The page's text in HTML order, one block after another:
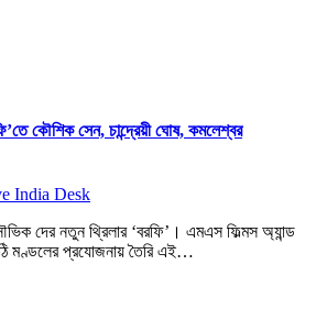
কৌশিক সেন, চান্দ্রেয়ী ঘোষ, কমলেশ্বর
India Desk
দের নতুন থ্রিলার ‘বরফি’। এমএস ফিল্মস অ্যান্ড
মণ্ডলের প্রযোজনায় তৈরি এই…